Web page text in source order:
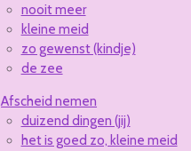
nooit meer
kleine meid
zo gewenst (kindje)
de zee
Afscheid nemen
duizend dingen (jij)
het is goed zo, kleine meid